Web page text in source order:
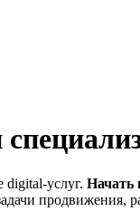
услуг. Начать
продвижения,